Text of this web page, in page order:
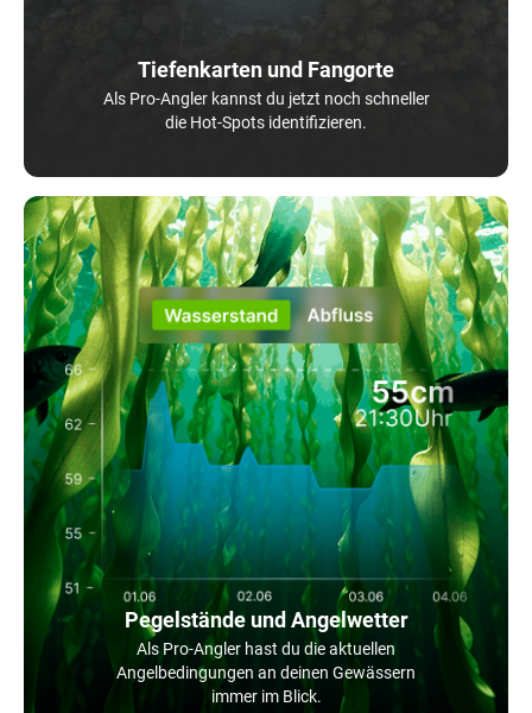
Tiefenkarten und Fangorte
Als Pro-Angler kannst du jetzt noch schneller
die Hot-Spots identifizieren.
Pegelstände und Angelwetter
Als Pro-Angler hast du die aktuellen
Angelbedingungen an deinen Gewässern
immer im Blick.